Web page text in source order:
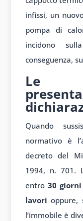
infissi, un
pompa di
incidono
conseguenza,
Le
Quando
normativo è
decreto del
1994, n. 701.
entro 30
lavori oppure,
l’immobile è